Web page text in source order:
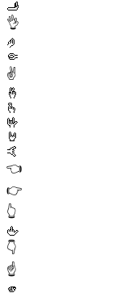
🫸
👌
🤌
🤏
✌️
🤞
🫰
🤟
🤘
🤙
👈
👉
👆
🖕
👇
☝️
🫵